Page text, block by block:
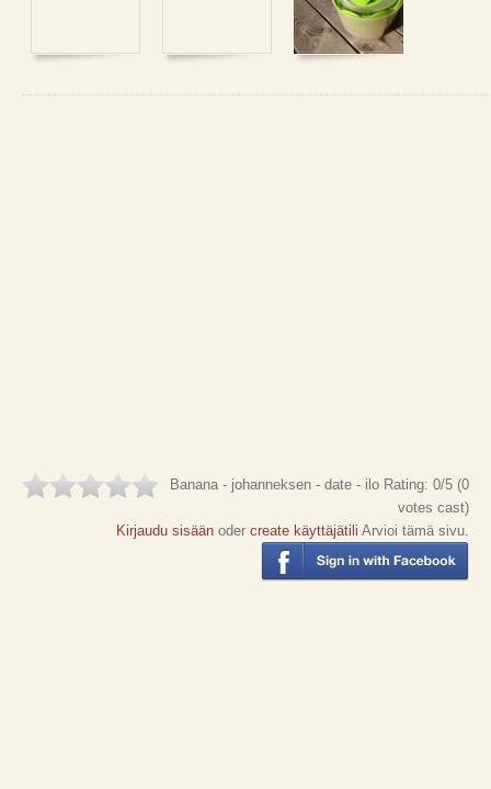
Banana - johanneksen - date - ilo Rating: 0/5 (0
votes cast)
Kirjaudu sisään oder create käyttäjätili Arvioi tämä sivu.